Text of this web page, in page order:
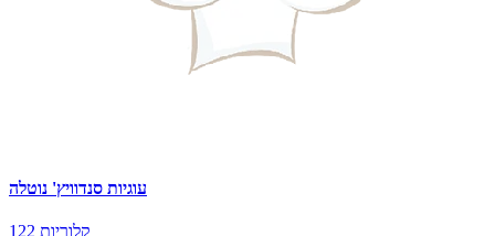
עוגיות סנדוויץ' נוטלה
122 קלוריות